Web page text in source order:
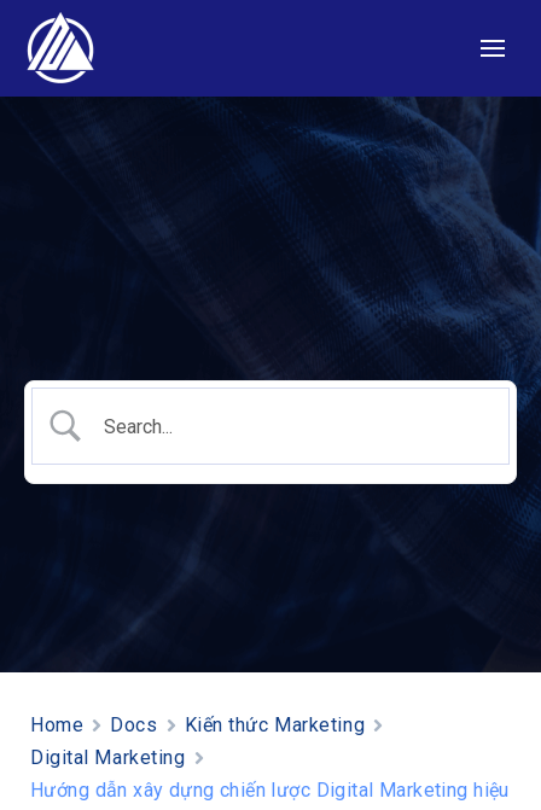
Home Docs
Kiến thức Marketing
Digital Marketing
Hướng dẫn xây dựng chiến lược Digital Marketing hiệu